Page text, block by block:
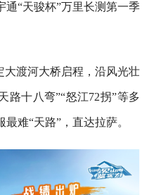
通“天骏杯”万里长测第一季
大渡河大桥启程，沿风光壮
路十八弯”“怒江72拐”等多
难“天路”，直达拉萨。